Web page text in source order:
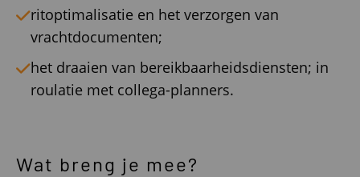
ritoptimalisatie en het verzorgen van
vrachtdocumenten;
het draaien van bereikbaarheidsdiensten; in
roulatie met collega-planners.
Wat breng je mee?